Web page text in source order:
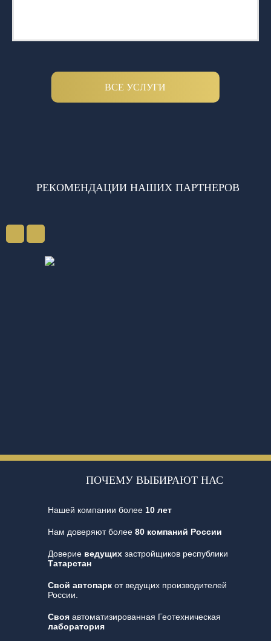
ВСЕ УСЛУГИ
РЕКОМЕНДАЦИИ НАШИХ ПАРТНЕРОВ
ПОЧЕМУ ВЫБИРАЮТ НАС
Нашей компании более 10 лет
Нам доверяют более 80 компаний России
Доверие ведущихзастройщиков республики
Татарстан
Свой автопаркот ведущих производителей
России.
Свояавтоматизированная Геотехническая
лаборатория